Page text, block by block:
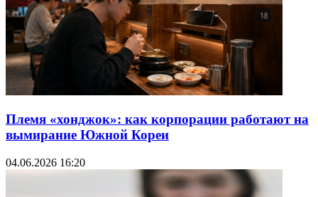
Племя «хонджок»: как корпорации работают на
вымирание Южной Кореи
04.06.2026 16:20